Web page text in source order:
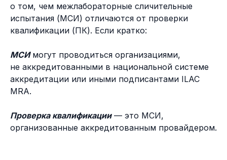
о том, чем межлабораторные сличительные
испытания (МСИ) отличаются от проверки
квалификации (ПК). Если кратко:
МСИмогут проводиться организациями,
не аккредитованными в национальной системе
аккредитации или иными подписантами ILAC
MRA.
Проверка квалификации— это МСИ,
организованные аккредитованным провайдером.